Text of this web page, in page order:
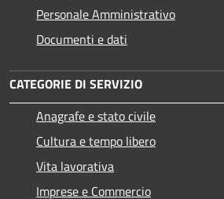
Personale Amministrativo
Documenti e dati
CATEGORIE DI SERVIZIO
Anagrafe e stato civile
Cultura e tempo libero
Vita lavorativa
Imprese e Commercio